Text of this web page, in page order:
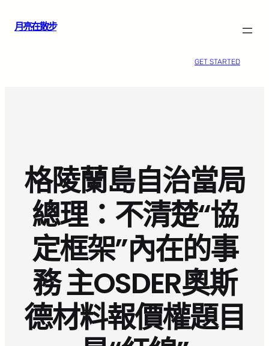
月亮在散步
GET STARTED
格陵蘭島自治當局
總理：不清楚“協
定框架”內在的事
務 主OSDER奧斯
德材料報價權題目